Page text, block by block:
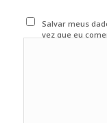
Salvar meus
vez que eu